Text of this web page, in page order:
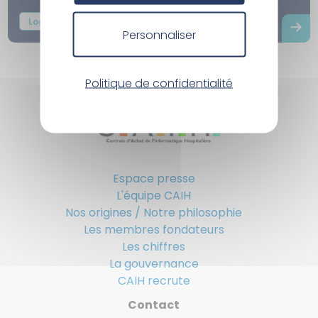
Personnaliser
Politique de confidentialité
Logiciels
Espace presse
L'équipe CAIH
Nos origines / Notre philosophie
Les membres fondateurs
Les chiffres
La gouvernance
CAIH recrute
Contact